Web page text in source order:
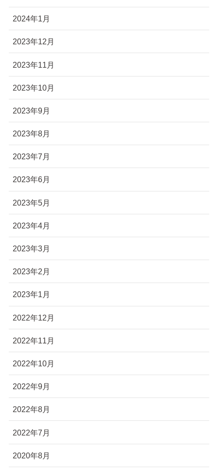
2024年1月
2023年12月
2023年11月
2023年10月
2023年9月
2023年8月
2023年7月
2023年6月
2023年5月
2023年4月
2023年3月
2023年2月
2023年1月
2022年12月
2022年11月
2022年10月
2022年9月
2022年8月
2022年7月
2020年8月